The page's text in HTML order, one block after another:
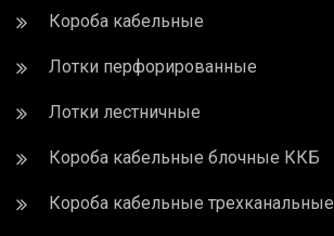
Короба кабельные
Лотки перфорированные
Лотки лестничные
Короба кабельные блочные ККБ
Короба кабельные трехканальные